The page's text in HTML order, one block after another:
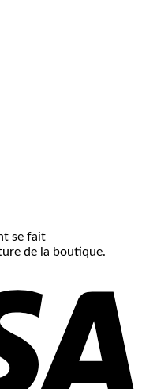
se fait
de la boutique.